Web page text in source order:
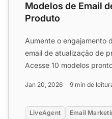
Modelos de Email
Produto
Aumente o engajamento
email de atualização de
Acesse 10 modelos
Jan 20, 2026 9 min de
LiveAgent Email